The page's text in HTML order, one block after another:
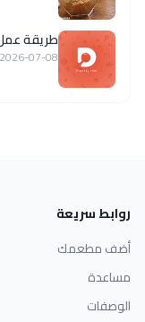
طريقة
2026-07-08
روابط سريعة
أضف مطعمك
مساعدة
الوصفات